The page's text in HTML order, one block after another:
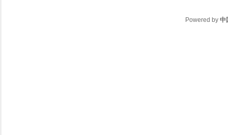
Powered by 中